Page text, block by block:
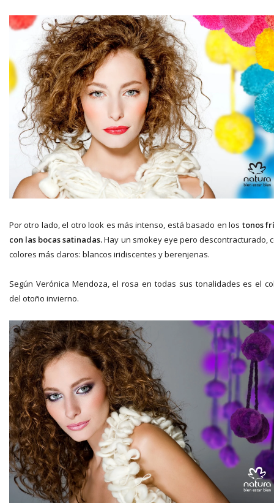
Por otro lado, el otro look es más intenso, está basado en los tonos
con las bocas satinadas.Hay un smokey eye pero descontracturado,
colores más claros: blancos iridiscentes y berenjenas.
Según Verónica Mendoza, el rosa en todas sus tonalidades es el
del otoño invierno.